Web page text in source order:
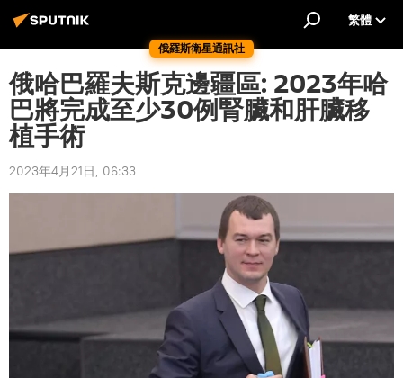
俄羅斯衛星通訊社
繁體
俄哈巴羅夫斯克邊疆區: 2023年哈
巴將完成至少30例腎臟和肝臟移
植手術
2023年4月21日, 06:33